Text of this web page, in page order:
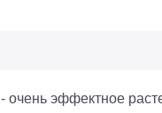
- очень эффектное